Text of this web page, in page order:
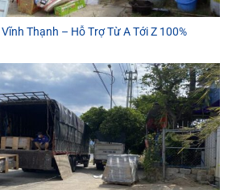
Thạnh – Hỗ Trợ Từ A Tới Z 100%